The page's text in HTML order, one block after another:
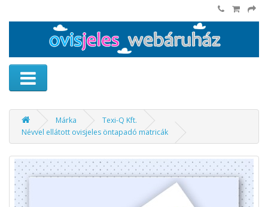
Márka
Texi-Q Kft.
Névvel ellátott ovisjeles öntapadó matricák